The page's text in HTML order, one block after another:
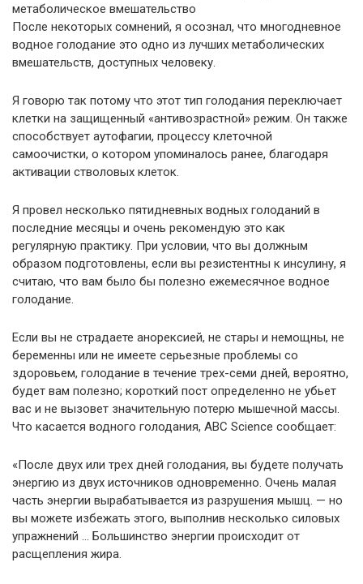
метаболическое вмешательство
После некоторых сомнений, я осознал, что многодневное
водное голодание это одно из лучших метаболических
вмешательств, доступных человеку.
Я говорю так потому что этот тип голодания переключает
клетки на защищенный «антивозрастной» режим. Он также
способствует аутофагии, процессу клеточной
самоочистки, о котором упоминалось ранее, благодаря
активации стволовых клеток.
Я провел несколько пятидневных водных голоданий в
последние месяцы и очень рекомендую это как
регулярную практику. При условии, что вы должным
образом подготовлены, если вы резистентны к инсулину, я
считаю, что вам было бы полезно ежемесячное водное
голодание.
Если вы не страдаете анорексией, не стары и немощны, не
беременны или не имеете серьезные проблемы со
здоровьем, голодание в течение трех-семи дней, вероятно,
будет вам полезно; короткий пост определенно не убьет
вас и не вызовет значительную потерю мышечной массы.
Что касается водного голодания, ABC Science сообщает:
«После двух или трех дней голодания, вы будете получать
энергию из двух источников одновременно. Очень малая
часть энергии вырабатывается из разрушения мышц. — но
вы можете избежать этого, выполнив несколько силовых
упражнений … Большинство энергии происходит от
расщепления жира.